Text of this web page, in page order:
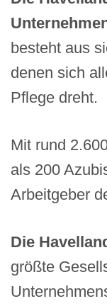
besteht aus
denen sich
Pflege dreht.
Mit rund
als 200
Arbeitgeber
Die
größte